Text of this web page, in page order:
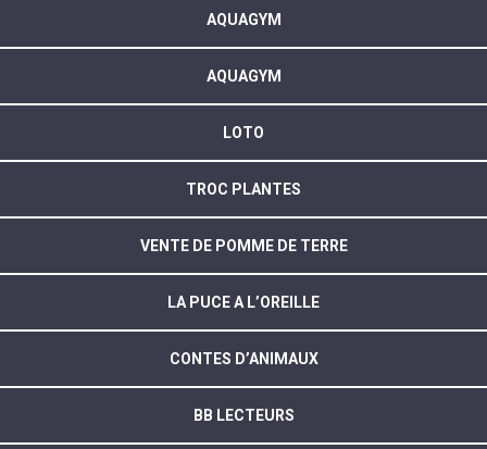
AQUAGYM
AQUAGYM
LOTO
TROC PLANTES
VENTE DE POMME DE TERRE
LA PUCE A L’OREILLE
CONTES D’ANIMAUX
BB LECTEURS